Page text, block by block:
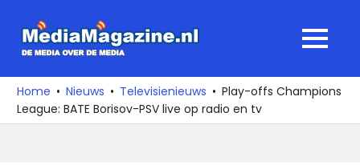
naar
media
over
de
MENU
Home Nieuws Televisienieuws
Play-offs Champions
League: BATE Borisov-PSV live op radio en tv